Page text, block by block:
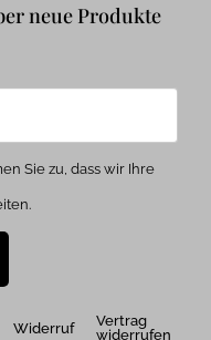
neue Produkte
Sie zu, dass wir Ihre
Widerruf
Vertrag
widerrufen